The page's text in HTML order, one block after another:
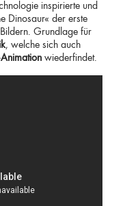
inspirierte und
Dinosaur« der erste
Grundlage für
, welche sich auch
wiederfindet.